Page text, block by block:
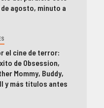
de agosto, minuto a
el cine de terror:
de Obsession,
Mommy, Buddy,
y más títulos antes